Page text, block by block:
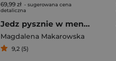
69,99 zł - sugerowana cena
detaliczna
Jedz pysznie w menopauzie. 100 przepisów dodających energii i wspierających zdrowie
Magdalena Makarowska
9,2 (5)